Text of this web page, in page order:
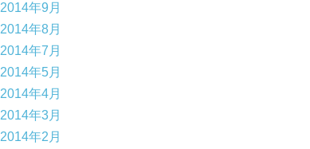
2014年9月
2014年8月
2014年7月
2014年5月
2014年4月
2014年3月
2014年2月